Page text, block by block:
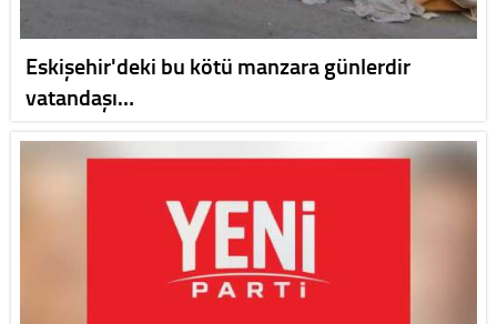
Eskişehir'deki bu kötü manzara günlerdir
vatandaşı…